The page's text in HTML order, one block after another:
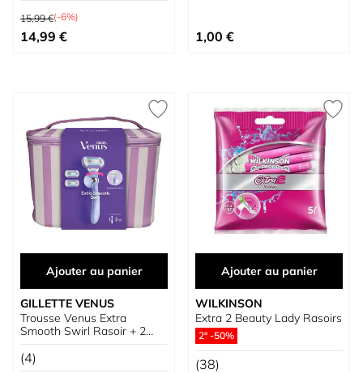
Prix normal
15,99 €(-6%)
Prix spécial
14,99 € 1,00 €
Ajouter au panier
GILLETTE VENUS
Trousse Venus Extra
Smooth Swirl Rasoir + 2
Recharges + Support
(4)
Ajouter au panier
WILKINSON
Extra 2 Beauty Lady Rasoirs
2ª -50%
(38)